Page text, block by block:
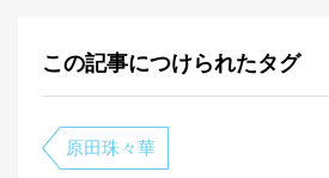
この記事につけられたタグ
原田珠々華